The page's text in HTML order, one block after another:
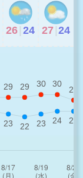
26 24 27 24